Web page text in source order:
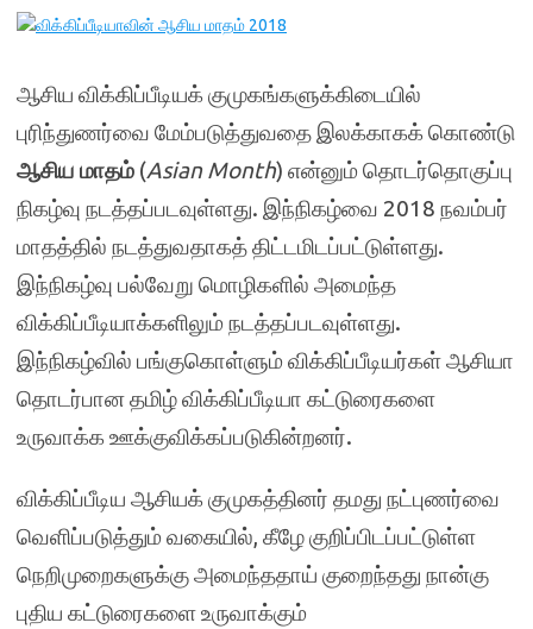
ஆசிய விக்கிப்பீடியக் குமுகங்களுக்கிடையில்
புரிந்துணர்வை மேம்படுத்துவதை இலக்காகக் கொண்டு
ஆசிய மாதம் (Asian Month) என்னும் தொடர்தொகுப்பு
நிகழ்வு நடத்தப்படவுள்ளது. இந்நிகழ்வை 2018 நவம்பர்
மாதத்தில் நடத்துவதாகத் திட்டமிடப்பட்டுள்ளது.
இந்நிகழ்வு பல்வேறு மொழிகளில் அமைந்த
விக்கிப்பீடியாக்களிலும் நடத்தப்படவுள்ளது.
இந்நிகழ்வில் பங்குகொள்ளும் விக்கிப்பீடியர்கள் ஆசியா
தொடர்பான தமிழ் விக்கிப்பீடியா கட்டுரைகளை
உருவாக்க ஊக்குவிக்கப்படுகின்றனர்.
விக்கிப்பீடிய ஆசியக் குமுகத்தினர் தமது நட்புணர்வை
வெளிப்படுத்தும் வகையில், கீழே குறிப்பிடப்பட்டுள்ள
நெறிமுறைகளுக்கு அமைந்ததாய் குறைந்தது நான்கு
புதிய கட்டுரைகளை உருவாக்கும்